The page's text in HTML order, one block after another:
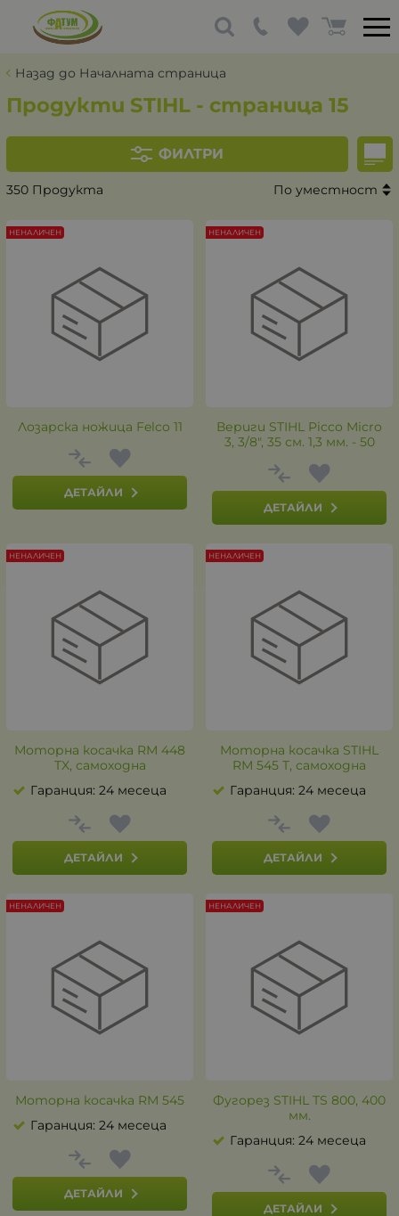
Назад до Началната страница
Продукти STIHL - страница 15
ФИЛТРИ
350 Продукта По уместност
Лозарска ножица Felco 11
ДЕТАЙЛИ
НЕНАЛИЧЕН
Вериги STIHL Picco Micro
3, 3/8", 35 см. 1,3 мм. - 50
ДЕТАЙЛИ
НЕНАЛИЧЕН
Моторна косачка RМ 448
TX, самоходна
Гаранция: 24 месеца
ДЕТАЙЛИ
НЕНАЛИЧЕН
Моторна косачка STIHL
RМ 545 T, самоходна
Гаранция: 24 месеца
ДЕТАЙЛИ
НЕНАЛИЧЕН
Моторна косачка RМ 545
Гаранция: 24 месеца
ДЕТАЙЛИ
НЕНАЛИЧЕН
Фугорез STIHL TS 800, 400
мм.
Гаранция: 24 месеца
ДЕТАЙЛИ
НЕНАЛИЧЕН